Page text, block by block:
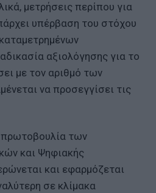
μετρήσεις περίπου για
υπέρβαση του στόχου
αξιολόγησης για το
με τον αριθμό των
να προσεγγίσει τις
πρωτοβουλία των
και Ψηφιακής
και εφαρμόζεται
σε κλίμακα